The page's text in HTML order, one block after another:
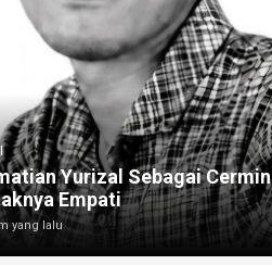
Yurizal Sebagai Cermin
Empati
yang lalu